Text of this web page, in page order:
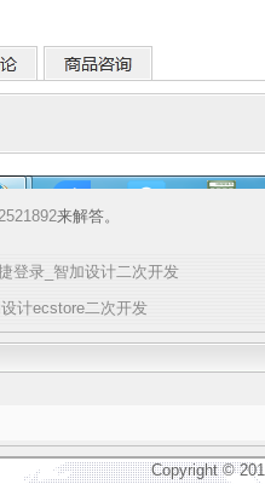
来解答。
登录_智加设计二次开发
计ecstore二次开发
Copyright ©